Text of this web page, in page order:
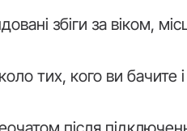
збіги за віком,
тих, кого ви бачите